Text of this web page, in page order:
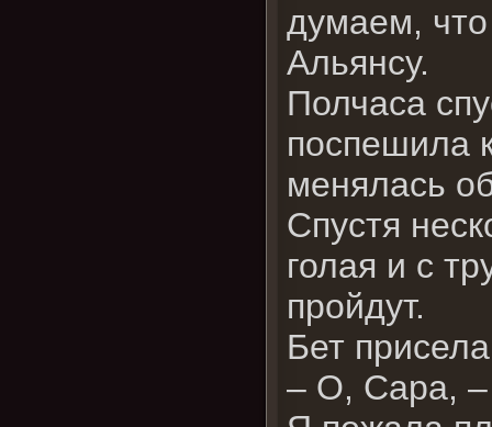
думаем, что
Альянсу.
Полчаса
поспешила
менялась
Спустя
голая и с
пройдут.
Бет
– О, Сара, –